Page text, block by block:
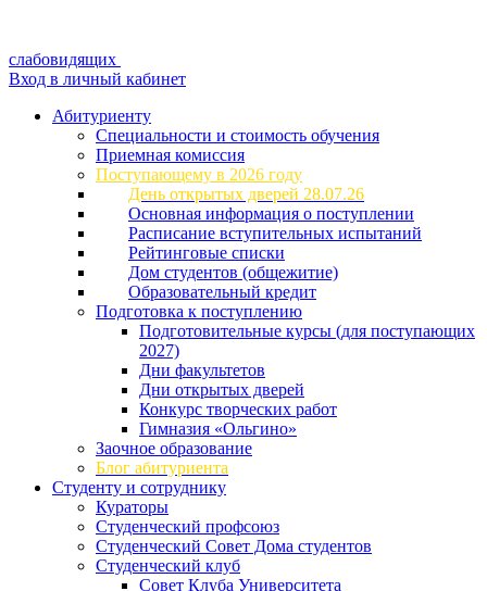
слабовидящих
Вход в личный кабинет
Абитуриенту
Специальности и стоимость обучения
Приемная комиссия
Поступающему в 2026 году
День открытых дверей 28.07.26
Основная информация о поступлении
Расписание вступительных испытаний
Рейтинговые списки
Дом студентов (общежитие)
Образовательный кредит
Подготовка к поступлению
Подготовительные курсы (для поступающих
2027)
Дни факультетов
Дни открытых дверей
Конкурс творческих работ
Гимназия «Ольгино»
Заочное образование
Блог абитуриента
Студенту и сотруднику
Кураторы
Студенческий профсоюз
Студенческий Совет Дома студентов
Студенческий клуб
Совет Клуба Университета